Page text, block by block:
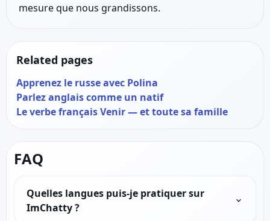
mesure que nous grandissons.
Related pages
Apprenez le russe avec Polina
Parlez anglais comme un natif
Le verbe français Venir — et toute sa famille
FAQ
Quelles langues puis-je pratiquer sur
ImChatty ?